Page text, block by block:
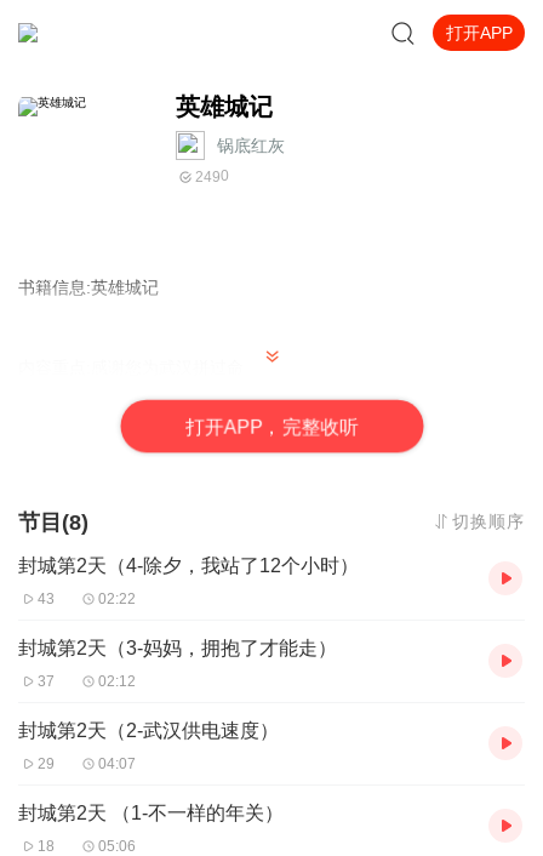
打开APP
英雄城记
锅底红灰
2490
书籍信息:英雄城记
打开APP，完整收听
节目(8) 切换顺序
封城第2天（4-除夕，我站了12个小时）
43 02:22
封城第2天（3-妈妈，拥抱了才能走）
37 02:12
封城第2天（2-武汉供电速度）
29 04:07
封城第2天 （1-不一样的年关）
18 05:06